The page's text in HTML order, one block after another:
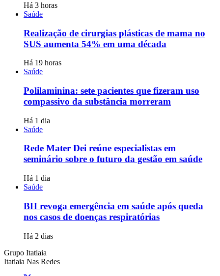
Há 3 horas
Saúde
Realização de cirurgias plásticas de mama no
SUS aumenta 54% em uma década
Há 19 horas
Saúde
Polilaminina: sete pacientes que fizeram uso
compassivo da substância morreram
Há 1 dia
Saúde
Rede Mater Dei reúne especialistas em
seminário sobre o futuro da gestão em saúde
Há 1 dia
Saúde
BH revoga emergência em saúde após queda
nos casos de doenças respiratórias
Há 2 dias
Grupo Itatiaia
Itatiaia Nas Redes